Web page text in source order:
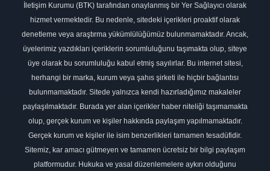
İletişim Kurumu (BTK) tarafından onaylanmış bir Yer Sağlayıcı olarak
hizmet vermektedir. Bu nedenle, sitedeki içerikleri proaktif olarak
denetleme veya araştırma yükümlülüğümüz bulunmamaktadır. Ancak,
üyelerimiz yazdıkları içeriklerin sorumluluğunu taşımakta olup, siteye
üye olarak bu sorumluluğu kabul etmiş sayılırlar. Bu internet sitesi,
herhangi bir marka, kurum veya şahıs şirketi ile hiçbir bağlantısı
bulunmamaktadır. Sitede yalnızca kendi hazırladığımız makaleler
paylaşılmaktadır. Burada yer alan içerikler haber niteliği taşımamakta
olup, gerçek kurum ve kişiler hakkında paylaşım yapılmamaktadır.
Gerçek kurum ve kişiler ile isim benzerlikleri tamamen tesadüfidir.
Sitemiz, kar amacı gütmeyen ve tamamen ücretsiz bir bilgi paylaşım
platformudur. Hukuka ve yasal düzenlemelere aykırı olduğunu